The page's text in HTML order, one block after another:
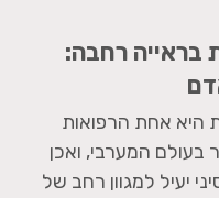
בראייה רחבה:
היא אחת הרפואות
בעולם המערבי, ואכן
יעיל למגוון רחב של